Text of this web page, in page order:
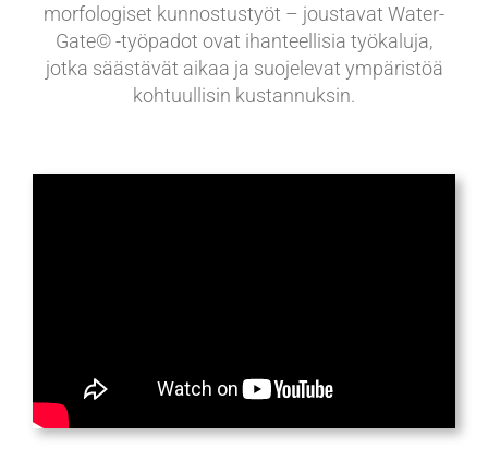
morfologiset kunnostustyöt – joustavat Water-
Gate© -työpadot ovat ihanteellisia työkaluja,
jotka säästävät aikaa ja suojelevat ympäristöä
kohtuullisin kustannuksin.